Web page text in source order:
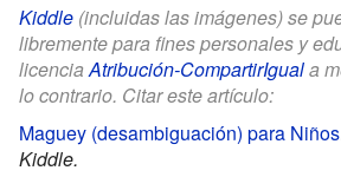
Kiddle (incluidas las imágenes) se
libremente para fines personales y
licenciaAtribución-CompartirIguala
lo contrario. Citar este artículo:
Maguey (desambiguación) para Niños
Kiddle.